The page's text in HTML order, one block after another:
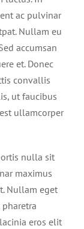
ac pulvinar
Nullam eu
accumsan
et. Donec
convallis
ut faucibus
ullamcorper
nulla sit
maximus
Nullam eget
eros elit